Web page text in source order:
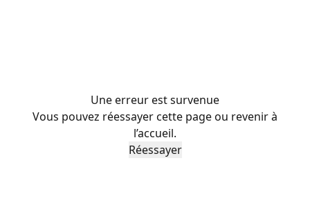
Une erreur est survenue
Vous pouvez réessayer cette page ou revenir à
l’accueil.
Réessayer